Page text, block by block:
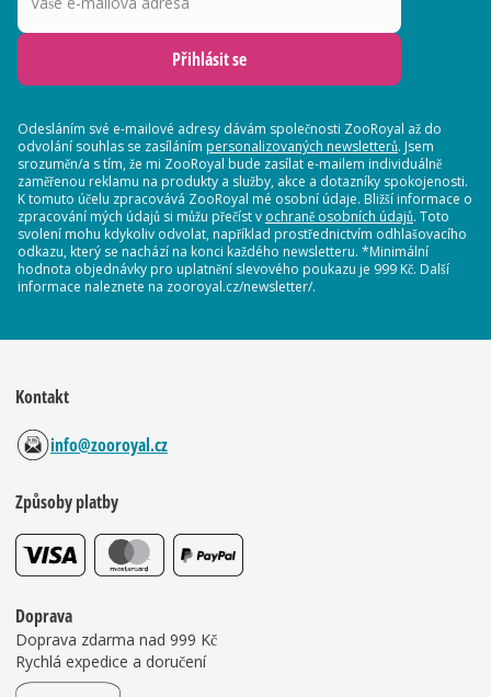
Přihlásit se
Odesláním své e-mailové adresy dávám společnosti ZooRoyal až do
odvolání souhlas se zasíláním personalizovaných newsletterů. Jsem
srozuměn/a s tím, že mi ZooRoyal bude zasílat e-mailem individuálně
zaměřenou reklamu na produkty a služby, akce a dotazníky spokojenosti.
K tomuto účelu zpracovává ZooRoyal mé osobní údaje. Bližší informace o
zpracování mých údajů si můžu přečíst v ochraně osobních údajů. Toto
svolení mohu kdykoliv odvolat, například prostřednictvím odhlašovacího
odkazu, který se nachází na konci každého newsletteru. *Minimální
hodnota objednávky pro uplatnění slevového poukazu je 999 Kč. Další
informace naleznete na zooroyal.cz/newsletter/.
Kontakt
info@zooroyal.cz
Způsoby platby
Doprava
Doprava zdarma nad 999 Kč
Rychlá expedice a doručení